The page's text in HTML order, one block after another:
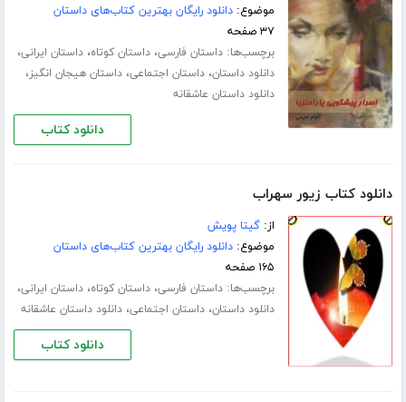
موضوع:دانلود رایگان بهترین کتاب‌های داستان
۳۷ صفحه
برچسب‌ها:داستان فارسی،داستان کوتاه،داستان ایرانی،
دانلود داستان،داستان اجتماعی،داستان هیجان انگیز،
دانلود داستان عاشقانه
دانلود کتاب
دانلود کتاب زیور سهراب
از:گیتا پویش
موضوع:دانلود رایگان بهترین کتاب‌های داستان
۱۶۵ صفحه
برچسب‌ها:داستان فارسی،داستان کوتاه،داستان ایرانی،
دانلود داستان،داستان اجتماعی،دانلود داستان عاشقانه
دانلود کتاب